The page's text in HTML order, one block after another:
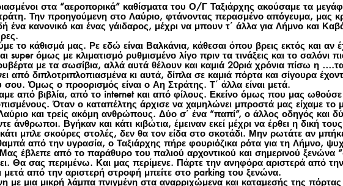
στα “αεροπορικά” καθίσματα του Ο/Γ Ταξιάρχης ακούσαμε τα
Την προηγούμενη στο Λαύριο, φτάνοντας περασμένο απόγευμα, μας
ένα κανονικό και ένας γάιδαρος, μέχρι να μπουν τ΄ άλλα για Λήμνο και
το κάθισμά μας. Ρε εδώ είναι Βαλκάνια, κάθεσαι όπου βρεις εκτός και αν
super όμως με κλιματισμό ρυθμισμένο λίγο πριν τα τινάξεις και το σαλόνι
με τα σωσίβια, αλλά αυτά θέλουν και καμιά 20ριά χρόνια πίσω η
από διπλοτριπλοπιασμένα κι αυτά, δίπλα σε καμιά πόρτα και σίγουρα
Όμως ο προορισμός είναι ο Αη Στράτης. Τ΄ άλλα είναι μετά.
από βιβλία, από το internet και από φίλους. Εκείνο όμως που μας ωθούσε
Όταν ο καταπέλτης άρχισε να χαμηλώνει μπροστά μας είχαμε το
και τρείς ακόμη ανθρώπους. Δύο σ΄ ένα “παπί”, ο άλλος οδηγός και
άνθρωποι. Βγήκαν και κάτι κιβώτια, έμειναν εκεί μέχρι να έρθει η δική
μπλε σκούρες στολές, δεν θα τον είδα στο σκοτάδι. Μην ρωτάτε αν
από την υγρασία, ο Ταξιάρχης πήρε φουριόζικα ρότα για τη Λήμνο,
έβλεπε από το παράθυρο του παλιού αρχοντικού και σημερινού ξενώνα
Θα σας περιμένω. Και μας περίμενε. Πάρτε την ανηφόρα αριστερά από
μετά από την αριστερή στροφή μπείτε στο parking του ξενώνα.
μια μικρή λάμπα πνιγμένη στα αναρριχώμενα και καταμεσής της